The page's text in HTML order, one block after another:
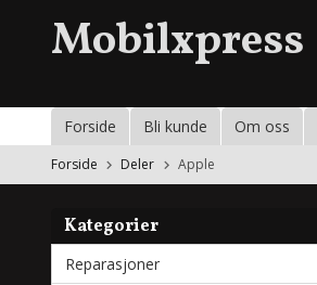
Mobilxpress
Forside Bli kunde Om oss
Forside Deler Apple
Kategorier
Reparasjoner